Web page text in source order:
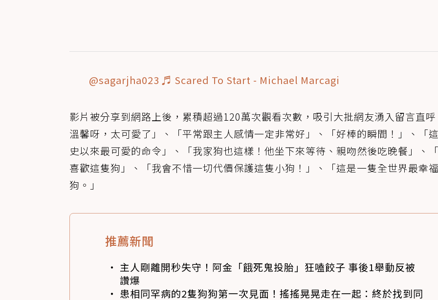
@sagarjha023 ♬ Scared To Start - Michael Marcagi
影片被分享到網路上後，累積超過120萬次觀看次數，吸引大批網友湧入留言直呼
溫馨呀，太可愛了」、「平常跟主人感情一定非常好」、「好棒的瞬間！」、「
史以來最可愛的命令」、「我家狗也這樣！他坐下來等待、親吻然後吃晚餐」、
喜歡這隻狗」、「我會不惜一切代價保護這隻小狗！」、「這是一隻全世界最幸
狗。」
推薦新聞
主人剛離開秒失守！阿金「餓死鬼投胎」狂嗑餃子 事後1舉動反被
讚爆
患相同罕病的2隻狗狗第一次見面！搖搖晃晃走在一起：終於找到同